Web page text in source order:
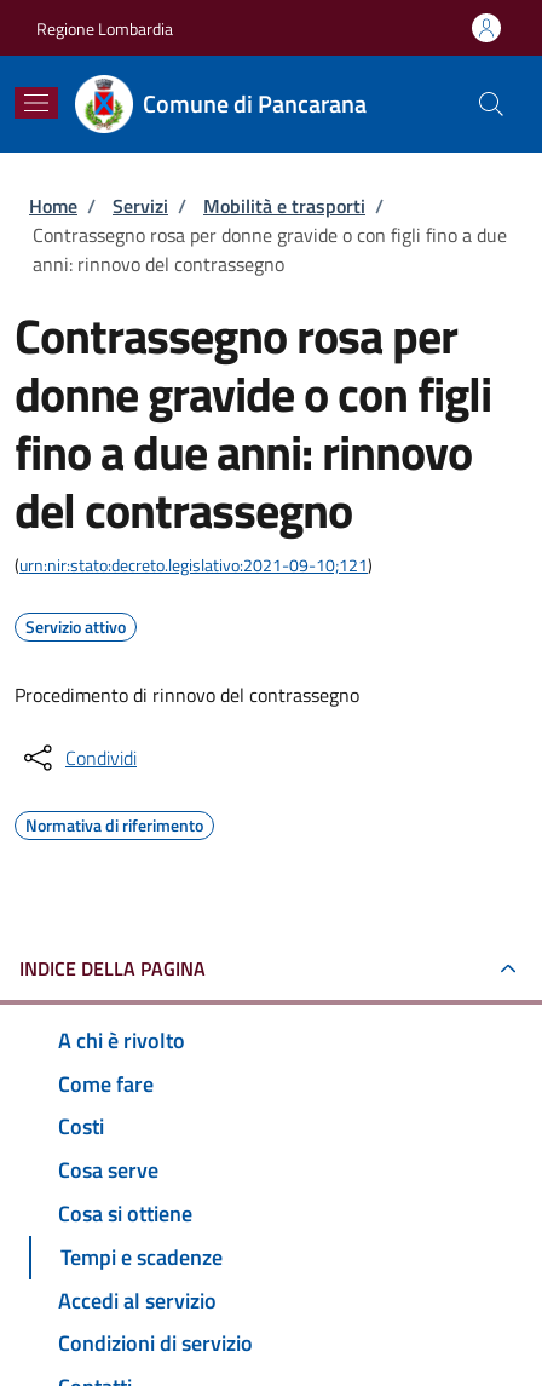
Regione Lombardia
Comune di Pancarana
Briciole di pane
Home / Servizi / Mobilità e trasporti /
Contrassegno rosa per donne gravide o con figli fino a due
anni: rinnovo del contrassegno
Contrassegno rosa per
donne gravide o con figli
fino a due anni: rinnovo
del contrassegno
(urn:nir:stato:decreto.legislativo:2021-09-10;121)
Servizio attivo
Procedimento di rinnovo del contrassegno
Condividi
Normativa di riferimento
INDICE DELLA PAGINA
A chi è rivolto
Come fare
Costi
Cosa serve
Cosa si ottiene
Tempi e scadenze
Accedi al servizio
Condizioni di servizio